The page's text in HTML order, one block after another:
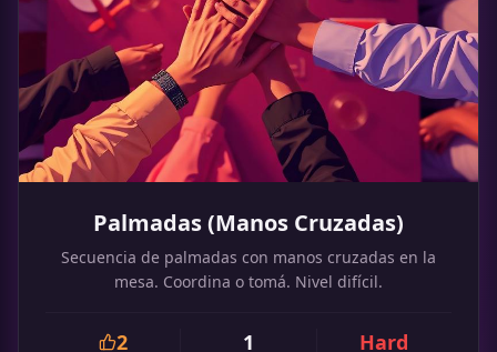
Palmadas (Manos Cruzadas)
Secuencia de palmadas con manos cruzadas en la
mesa. Coordina o tomá. Nivel difícil.
2 1 Hard